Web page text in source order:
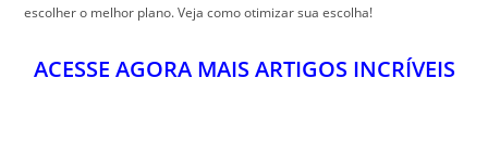
escolher o melhor plano. Veja como otimizar sua escolha!
ACESSE AGORA MAIS ARTIGOS INCRÍVEIS